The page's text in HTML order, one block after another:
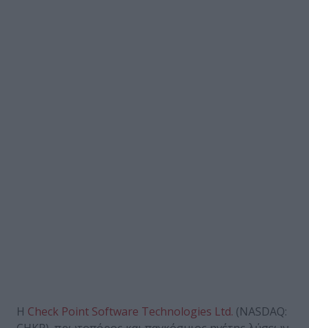
Η Check Point Software Technologies Ltd. (NASDAQ: